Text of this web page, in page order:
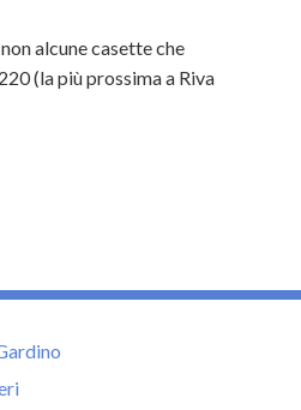
alcune casette che
(la più prossima a Riva